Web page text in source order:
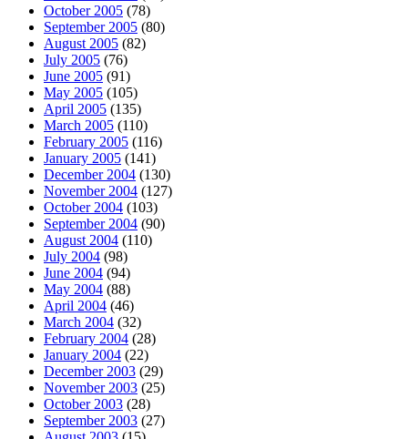
October 2005 (78)
September 2005 (80)
August 2005 (82)
July 2005 (76)
June 2005 (91)
May 2005 (105)
April 2005 (135)
March 2005 (110)
February 2005 (116)
January 2005 (141)
December 2004 (130)
November 2004 (127)
October 2004 (103)
September 2004 (90)
August 2004 (110)
July 2004 (98)
June 2004 (94)
May 2004 (88)
April 2004 (46)
March 2004 (32)
February 2004 (28)
January 2004 (22)
December 2003 (29)
November 2003 (25)
October 2003 (28)
September 2003 (27)